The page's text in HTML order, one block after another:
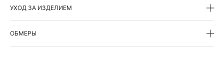
УХОД ЗА ИЗДЕЛИЕМ
ОБМЕРЫ